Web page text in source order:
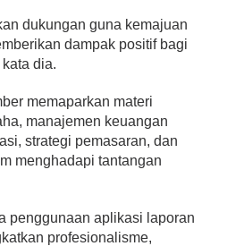
dukungan guna kemajuan
dampak positif bagi
dia.
memaparkan materi
manajemen keuangan
strategi pemasaran, dan
menghadapi tantangan
penggunaan aplikasi laporan
profesionalisme,